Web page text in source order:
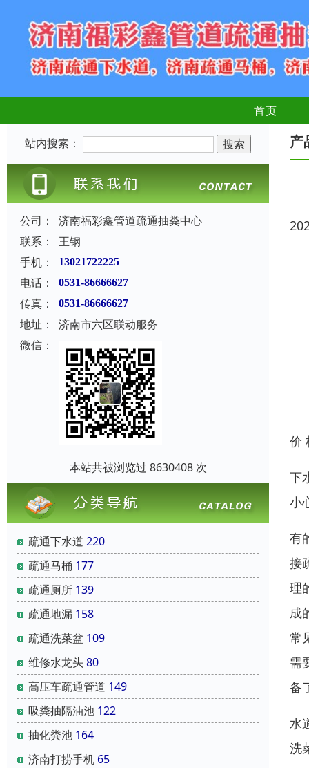
首页
站内搜索：
公司：
济南福彩鑫管道疏通抽粪中心
联系：
王钢
手机：
13021722225
电话： 0531-86666627
传真： 0531-86666627
地址：
济南市六区联动服务
微信：
本站共被浏览过 8630408 次
疏通下水道 220
疏通马桶 177
疏通厕所 139
疏通地漏 158
疏通洗菜盆 109
维修水龙头80
高压车疏通管道 149
吸粪抽隔油池 122
抽化粪池 164
济南打捞手机 65
产
价
下
小
有
接
理
成
常
需
备
水
洗